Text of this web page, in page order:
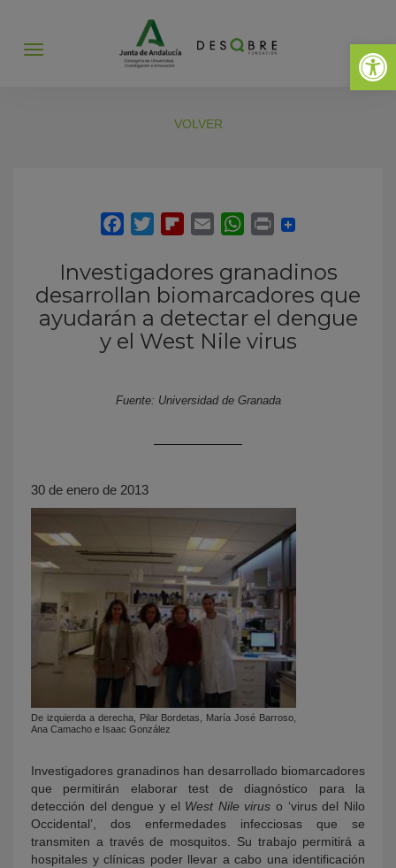
Abrir
Abrir
VOLVER
Investigadores granadinos
desarrollan biomarcadores que
ayudarán a detectar el dengue
y el West Nile virus
Fuente: Universidad de Granada
30 de enero de 2013
De izquierda a derecha, Pilar Bordetas, María José Barroso,
Ana Camacho e Isaac González
Investigadores granadinos han desarrollado biomarcadores
que permitirán elaborar test de diagnóstico para la
detección del dengue y el West Nile virus o ‘virus del Nilo
Occidental’, dos enfermedades infecciosas que se
transmiten a través de mosquitos. Su trabajo permitirá a
hospitales y clínicas poder llevar a cabo una identificación